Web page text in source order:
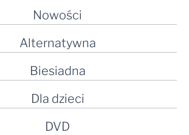
Nowości
Alternatywna
Biesiadna
Dla dzieci
DVD